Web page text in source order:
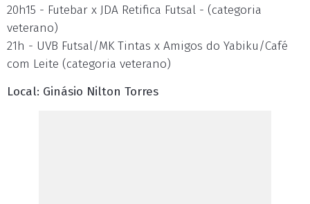
20h15 - Futebar x JDA Retifica Futsal - (categoria
veterano)
21h - UVB Futsal/MK Tintas x Amigos do Yabiku/Café
com Leite (categoria veterano)
Local: Ginásio Nilton Torres